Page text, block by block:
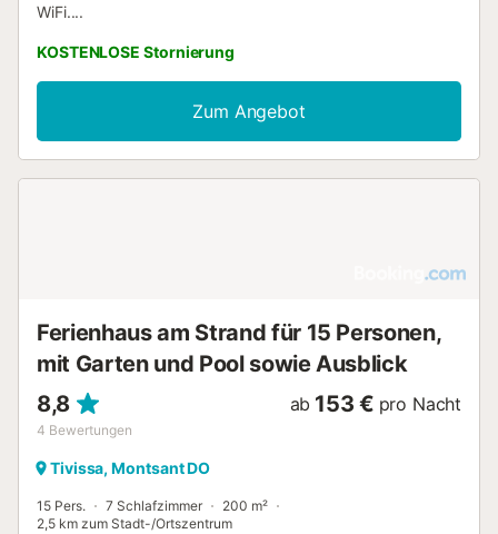
WiFi....
KOSTENLOSE Stornierung
Zum Angebot
Ferienhaus am Strand für 15 Personen,
mit Garten und Pool sowie Ausblick
8,8
4 Bewertungen
ab 153 € pro Nacht
Tivissa, Montsant DO
15 Pers. 7 Schlafzimmer
200 m²
2,5 km zum Stadt-/Ortszentrum